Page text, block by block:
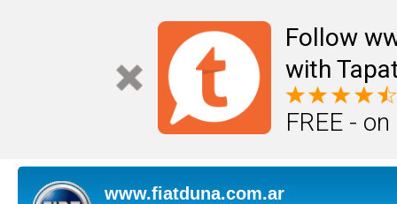
Follow
with
FREE -
www.fiatduna.com.ar